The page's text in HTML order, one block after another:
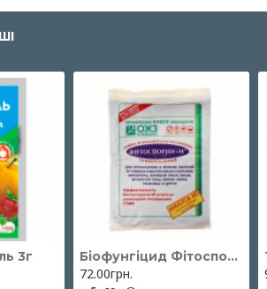
3г Біофунгіцид Фітоспорін-М паста 200 г ОЖЗ Кузнєцова
72.00грн.